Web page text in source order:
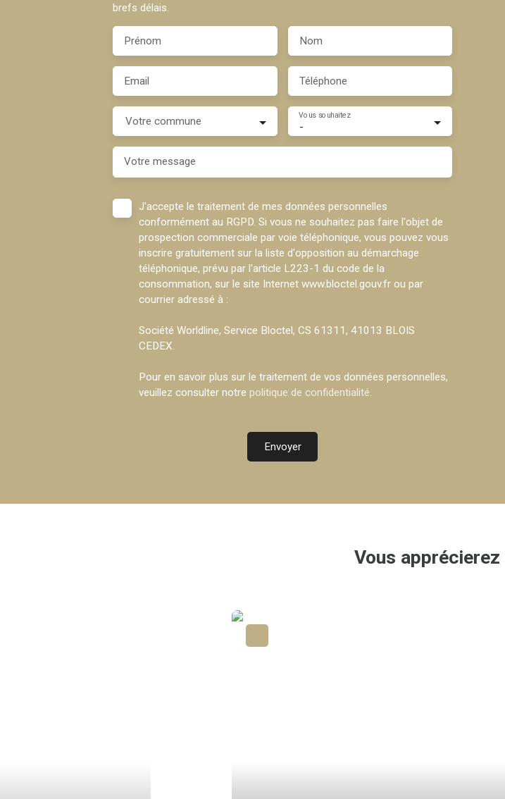
brefs délais.
Prénom Nom
Email Téléphone
Votre commune -
Vous souhaitez
Votre message
J'accepte le traitement de mes données personnelles
conformément au RGPD. Si vous ne souhaitez pas faire l'objet de
prospection commerciale par voie téléphonique, vous pouvez vous
inscrire gratuitement sur la liste d'opposition au démarchage
téléphonique, prévu par l'article L223-1 du code de la
consommation, sur le site Internet www.bloctel.gouv.fr ou par
courrier adressé à :
Société Worldline, Service Bloctel, CS 61311, 41013 BLOIS
CEDEX.
Pour en savoir plus sur le traitement de vos données personnelles,
veuillez consulter notre politique de confidentialité.
Envoyer
Vous apprécierez